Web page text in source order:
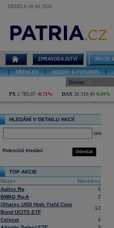
NEDĚLE 09.08.2026
Finext Ass
ZPRAVODAJSTVÍ AKCIE
PŘEHLED INDEXY A FUTURES
Online
PX 2 785,07 -0,71% DAX 26 319,45 0,69%
HLEDÁNÍ V DETAILU AKCIÍ
select
Odeslat
Pokročilé hledání
TOP AKCIE
Název
Návštěvy
Agilyx Rg
4
BWAQ Rg-A
2
iShares USD High Yield Corp
Bond UCITS ETF
12
Celsius
4